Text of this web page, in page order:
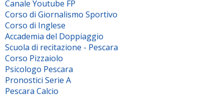
Canale Youtube FP
Corso di Giornalismo Sportivo
Corso di Inglese
Accademia del Doppiaggio
Scuola di recitazione - Pescara
Corso Pizzaiolo
Psicologo Pescara
Pronostici Serie A
Pescara Calcio